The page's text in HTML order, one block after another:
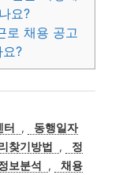
요?
로 채용 공고
?
터 ,
동행일자
찾기방법 ,
정
보분석 ,
채용